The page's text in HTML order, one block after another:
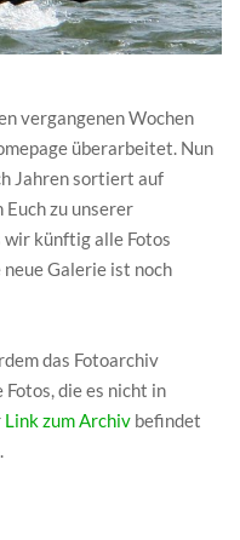
vergangenen Wochen
überarbeitet. Nun
Jahren sortiert auf
zu unserer
wir künftig alle Fotos
Galerie ist noch
das Fotoarchiv
die es nicht in
Link zum Archiv befindet
.